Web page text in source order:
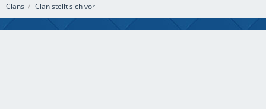
Clans Clan stellt sich vor